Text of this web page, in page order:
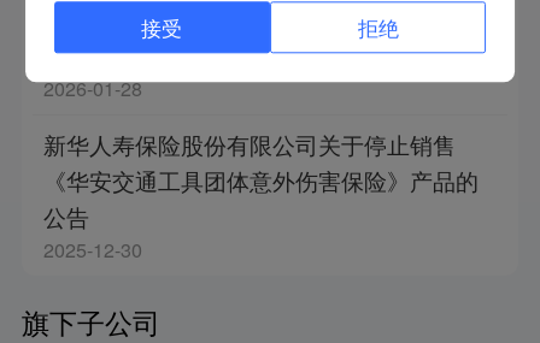
接受 拒绝
《盛世荣耀卓越版终身寿险（分红型）》产
品的公告
2026-01-28
新华人寿保险股份有限公司关于停止销售
《华安交通工具团体意外伤害保险》产品的
公告
2025-12-30
旗下子公司